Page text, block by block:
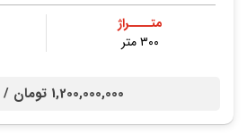
متــــراژ
۳۰۰ متر
1,200,000,000 تومان /